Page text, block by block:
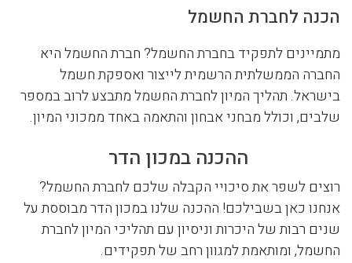
הכנה לחברת החשמל
מתמיינים לתפקיד בחברת החשמל? חברת החשמל היא
החברה הממשלתית הרשמית לייצור ואספקת חשמל
בישראל. תהליך המיון לחברת החשמל מתבצע לרוב במספר
שלבים, וכולל מבחני אבחון והתאמה באחד ממכוני המיון.
ההכנה במכון הדר
רוצים לשפר את סיכויי הקבלה שלכם לחברת החשמל?
אנחנו כאן בשבילכם! ההכנה שלנו במכון הדר מבוססת על
שנים רבות של היכרות וניסיון עם תהליכי המיון לחברת
החשמל, ומותאמת למגוון רחב של תפקידים.